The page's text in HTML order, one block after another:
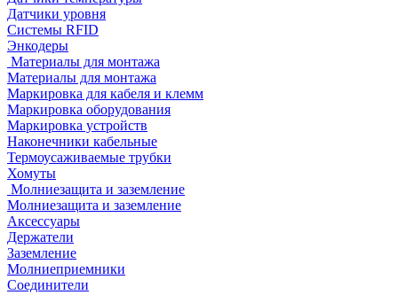
Датчики уровня
Системы RFID
Энкодеры
Материалы для монтажа
Материалы для монтажа
Маркировка для кабеля и клемм
Маркировка оборудования
Маркировка устройств
Наконечники кабельные
Термоусаживаемые трубки
Хомуты
Молниезащита и заземление
Молниезащита и заземление
Аксессуары
Держатели
Заземление
Молниеприемники
Соединители